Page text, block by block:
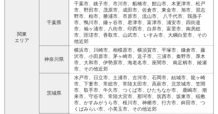
関東
エリア
千葉県
千葉市、銚子市、市川市、船橋市、館山市、木更津市、松戸
市、野田市、茂原市、成田市、佐倉市、東金市、旭市、習志
野市、柏市、勝浦市、市原市、流山市、 八千代市、我孫子
市、鴨川市、鎌ヶ谷市、君津市、富津市、浦安市、四街道
市、袖ヶ浦市、八街市、印西市、白井市、富里市、南房総
市、匝瑳市、香取市、山武市、 いすみ市、大綱白里市、その
他近郊
神奈川県
横浜市、川崎市、相模原市、横須賀市、平塚市、鎌倉市、藤
沢市、小田原市、茅ヶ崎市、逗子市、三浦市、秦野市、厚木
市、大和市、伊勢原市、海老名市、座間市、 南足柄市、綾瀬
市、その他近郊
茨城県
水戸市、日立市、土浦市、古河市、石岡市、結城市、龍ヶ崎
市、下妻市、常総市、常陸太田市、高萩市、北茨城市、笠間
市、取手市、牛久市、つくば市、ひたちなか市、 鹿嶋市、潮
来市、守谷市、常陸大宮市、那珂市、筑西市、坂東市、稲敷
市、かすみがうら市、桜川市、神栖市、行方市、鉾田市、つ
くばみらい市、小美玉市、その他近郊